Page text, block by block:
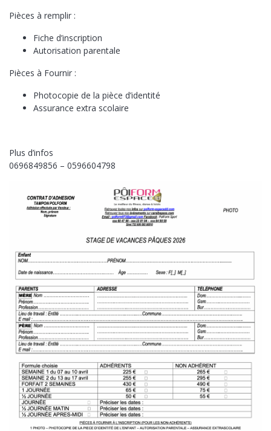
Pièces à remplir :
Fiche d’inscription
Autorisation parentale
Pièces à Fournir :
Photocopie de la pièce d’identité
Assurance extra scolaire
Plus d’infos
0696849856 – 0596604798